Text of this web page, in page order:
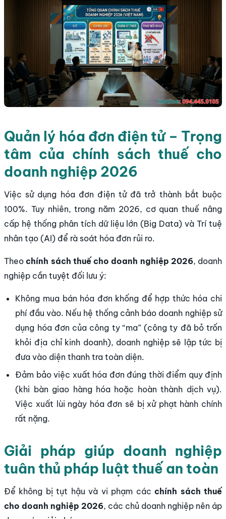
Quản lý hóa đơn điện tử – Trọng
tâm của chính sách thuế cho
doanh nghiệp 2026
Việc sử dụng hóa đơn điện tử đã trở thành bắt buộc
100%. Tuy nhiên, trong năm 2026, cơ quan thuế nâng
cấp hệ thống phân tích dữ liệu lớn (Big Data) và Trí tuệ
nhân tạo (AI) để rà soát hóa đơn rủi ro.
Theochính sách thuế cho doanh nghiệp 2026, doanh
nghiệp cần tuyệt đối lưu ý:
Không mua bán hóa đơn khống để hợp thức hóa chi
phí đầu vào. Nếu hệ thống cảnh báo doanh nghiệp sử
dụng hóa đơn của công ty “ma” (công ty đã bỏ trốn
khỏi địa chỉ kinh doanh), doanh nghiệp sẽ lập tức bị
đưa vào diện thanh tra toàn diện.
Đảm bảo việc xuất hóa đơn đúng thời điểm quy định
(khi bàn giao hàng hóa hoặc hoàn thành dịch vụ).
Việc xuất lùi ngày hóa đơn sẽ bị xử phạt hành chính
rất nặng.
Giải pháp giúp doanh nghiệp
tuân thủ pháp luật thuế an toàn
Để không bị tụt hậu và vi phạm cácchính sách thuế
cho doanh nghiệp 2026, các chủ doanh nghiệp nên áp